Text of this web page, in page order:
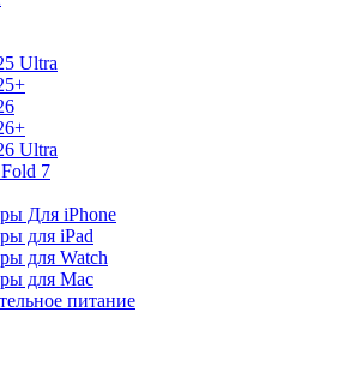
Ultra
Ultra
7
Для iPhone
для iPad
для Watch
для Mac
питание